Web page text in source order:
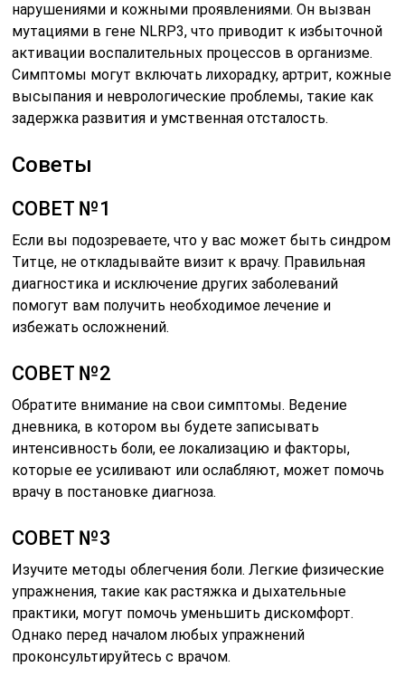
нарушениями и кожными проявлениями. Он вызван
мутациями в гене NLRP3, что приводит к избыточной
активации воспалительных процессов в организме.
Симптомы могут включать лихорадку, артрит, кожные
высыпания и неврологические проблемы, такие как
задержка развития и умственная отсталость.
Советы
СОВЕТ №1
Если вы подозреваете, что у вас может быть синдром
Титце, не откладывайте визит к врачу. Правильная
диагностика и исключение других заболеваний
помогут вам получить необходимое лечение и
избежать осложнений.
СОВЕТ №2
Обратите внимание на свои симптомы. Ведение
дневника, в котором вы будете записывать
интенсивность боли, ее локализацию и факторы,
которые ее усиливают или ослабляют, может помочь
врачу в постановке диагноза.
СОВЕТ №3
Изучите методы облегчения боли. Легкие физические
упражнения, такие как растяжка и дыхательные
практики, могут помочь уменьшить дискомфорт.
Однако перед началом любых упражнений
проконсультируйтесь с врачом.